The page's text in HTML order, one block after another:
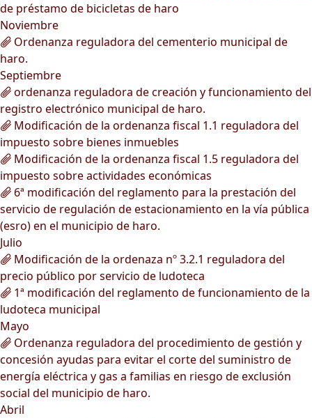
de préstamo de bicicletas de haro
Noviembre
Ordenanza reguladora del cementerio municipal de
haro.
Septiembre
ordenanza reguladora de creación y funcionamiento del
registro electrónico municipal de haro.
Modificación de la ordenanza fiscal 1.1 reguladora del
impuesto sobre bienes inmuebles
Modificación de la ordenanza fiscal 1.5 reguladora del
impuesto sobre actividades económicas
6ª modificación del reglamento para la prestación del
servicio de regulación de estacionamiento en la vía pública
(esro) en el municipio de haro.
Julio
Modificación de la ordenaza nº 3.2.1 reguladora del
precio público por servicio de ludoteca
1ª modificación del reglamento de funcionamiento de la
ludoteca municipal
Mayo
Ordenanza reguladora del procedimiento de gestión y
concesión ayudas para evitar el corte del suministro de
energía eléctrica y gas a familias en riesgo de exclusión
social del municipio de haro.
Abril